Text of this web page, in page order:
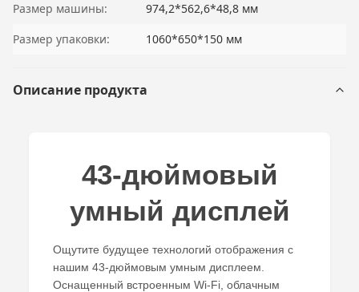
Размер машины:
974,2*562,6*48,8 мм
Размер упаковки:
1060*650*150 мм
Описание продукта
43-дюймовый
умный дисплей
Ощутите будущее технологий отображения с
нашим 43-дюймовым умным дисплеем.
Оснащенный встроенным Wi-Fi, облачным